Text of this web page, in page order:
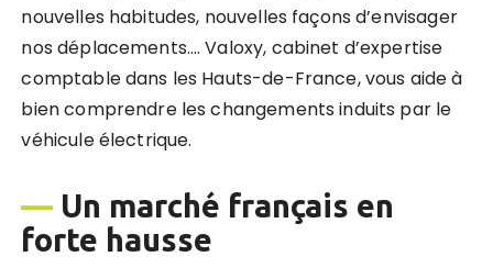
nouvelles habitudes, nouvelles façons d’envisager
nos déplacements…. Valoxy, cabinet d’expertise
comptable dans les Hauts-de-France, vous aide à
bien comprendre les changements induits par le
véhicule électrique.
— Un marché français en
forte hausse